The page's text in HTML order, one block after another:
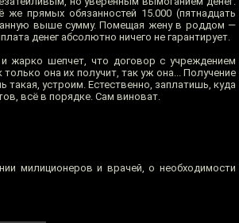
прямых обязанностей 15.000 (пятнадцать
выше сумму. Помещая жену в роддом —
денег абсолютно ничего не гарантирует.
и жарко шепчет, что договор с учреждением
она их получит, так уж она... Получение
устроим. Естественно, заплатишь, куда
всё в порядке. Сам виноват.
милиционеров и врачей, о необходимости